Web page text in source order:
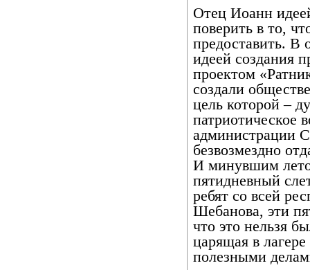
Отец Иоанн
поверить в то,
предоставить. В
идеей создания
проектом
создали
цель которой –
патриотическое
администрации
безвозмездно
И минувшим
пятидневный
ребят со всей
Шебанова, эти
что это нельзя
царящая в
полезными